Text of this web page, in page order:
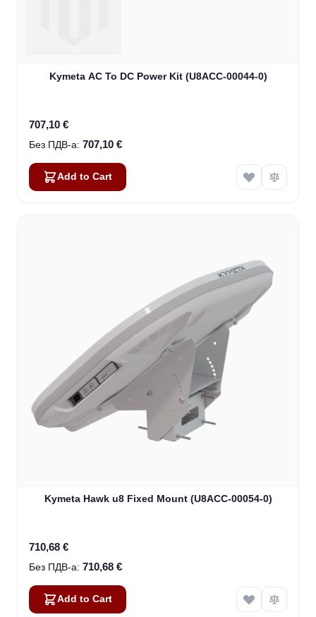
Kymeta AC To DC Power Kit (U8ACC-00044-0)
707,10 €
707,10 €
Add to Cart
Kymeta Hawk u8 Fixed Mount (U8ACC-00054-0)
710,68 €
710,68 €
Add to Cart